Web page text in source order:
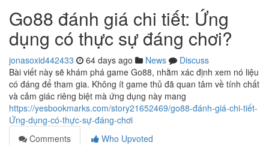
Go88 đánh giá chi tiết: Ứng
dụng có thực sự đáng chơi?
jonasoxid442433 64 days ago News
Discuss
Bài viết này sẽ khám phá game Go88, nhằm xác định xem nó liệu
có đáng để tham gia. Không ít game thủ đã quan tâm về tính chất
và cảm giác riêng biệt mà ứng dụng này mang
https://yesbookmarks.com/story21652469/go88-đánh-giá-chi-tiết-
Ứng-dụng-có-thực-sự-đáng-chơi
Comments
Who Upvoted